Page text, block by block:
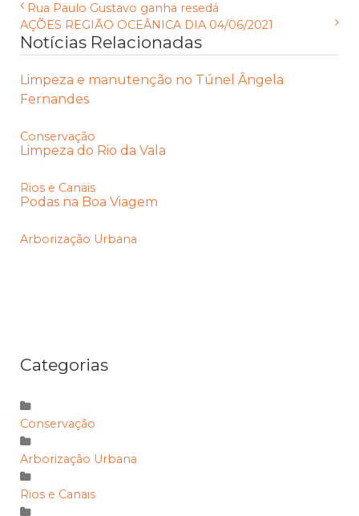
Rua Paulo Gustavo ganha resedá
AÇÕES REGIÃO OCEÂNICA DIA 04/06/2021
Notícias Relacionadas
Limpeza e manutenção no Túnel Ângela
Fernandes
Conservação
Limpeza do Rio da Vala
Rios e Canais
Podas na Boa Viagem
Arborização Urbana
Categorias
Conservação
Arborização Urbana
Rios e Canais